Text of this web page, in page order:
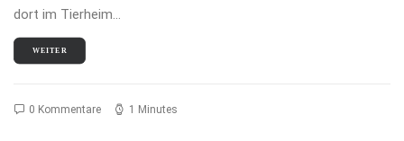
dort im Tierheim…
WEITER
0 Kommentare 1 Minutes